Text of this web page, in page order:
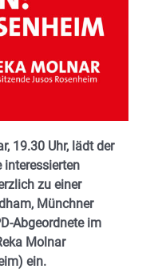
19.30 Uhr, lädt der
interessierten
zu einer
Münchner
Abgeordnete im
Molnar
ein.